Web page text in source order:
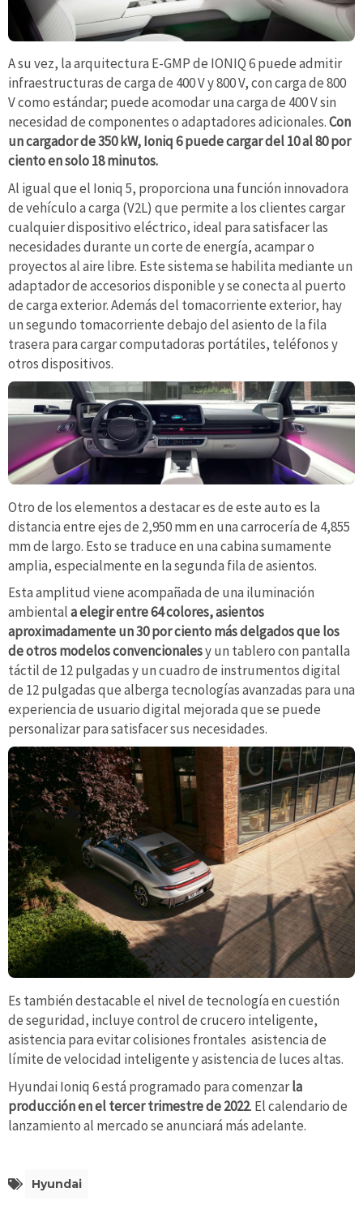
A su vez, la arquitectura E-GMP de IONIQ 6 puede admitir
infraestructuras de carga de 400 V y 800 V, con carga de 800
V como estándar; puede acomodar una carga de 400 V sin
necesidad de componentes o adaptadores adicionales.Con
un cargador de 350 kW, Ioniq 6 puede cargar del 10 al 80 por
ciento en solo 18 minutos.
Al igual que el Ioniq 5, proporciona una función innovadora
de vehículo a carga (V2L) que permite a los clientes cargar
cualquier dispositivo eléctrico, ideal para satisfacer las
necesidades durante un corte de energía, acampar o
proyectos al aire libre. Este sistema se habilita mediante un
adaptador de accesorios disponible y se conecta al puerto
de carga exterior. Además del tomacorriente exterior, hay
un segundo tomacorriente debajo del asiento de la fila
trasera para cargar computadoras portátiles, teléfonos y
otros dispositivos.
Otro de los elementos a destacar es de este auto es la
distancia entre ejes de 2,950 mm en una carrocería de 4,855
mm de largo. Esto se traduce en una cabina sumamente
amplia, especialmente en la segunda fila de asientos.
Esta amplitud viene acompañada de una iluminación
ambientala elegir entre 64 colores, asientos
aproximadamente un 30 por ciento más delgados que los
de otros modelos convencionalesy un tablero con pantalla
táctil de 12 pulgadas y un cuadro de instrumentos digital
de 12 pulgadas que alberga tecnologías avanzadas para una
experiencia de usuario digital mejorada que se puede
personalizar para satisfacer sus necesidades.
Es también destacable el nivel de tecnología en cuestión
de seguridad, incluye control de crucero inteligente,
asistencia para evitar colisiones frontales asistencia de
límite de velocidad inteligente y asistencia de luces altas.
Hyundai Ioniq 6 está programado para comenzarla
producción en el tercer trimestre de 2022. El calendario de
lanzamiento al mercado se anunciará más adelante.
Hyundai